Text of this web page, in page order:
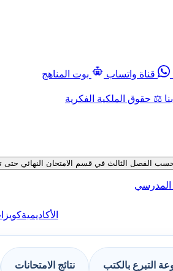
قناة واتساب
بوت المناهج
⚖️ حقوق الملكية الفكرية
الثالث في قسم الامتحان النهائي حتى تاريخ 06-
المدرسي
الأكاديمية
التبرع بالكتب نتائج الامتحانات